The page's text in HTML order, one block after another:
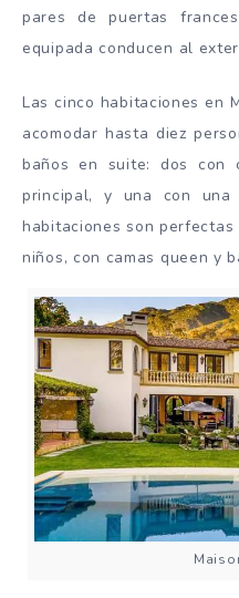
pares de puertas
equipada conducen al
Las cinco habitaciones en
acomodar hasta diez
baños en suite: dos con
principal, y una con una
habitaciones son
niños, con camas queen y